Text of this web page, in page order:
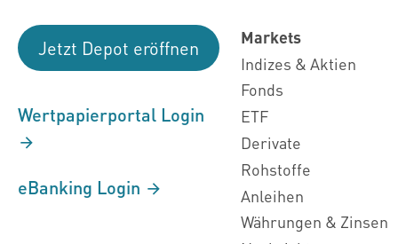
Jetzt Depot eröffnen
Wertpapierportal Login
eBanking Login
Markets
Indizes & Aktien
Fonds
ETF
Derivate
Rohstoffe
Anleihen
Währungen & Zinsen